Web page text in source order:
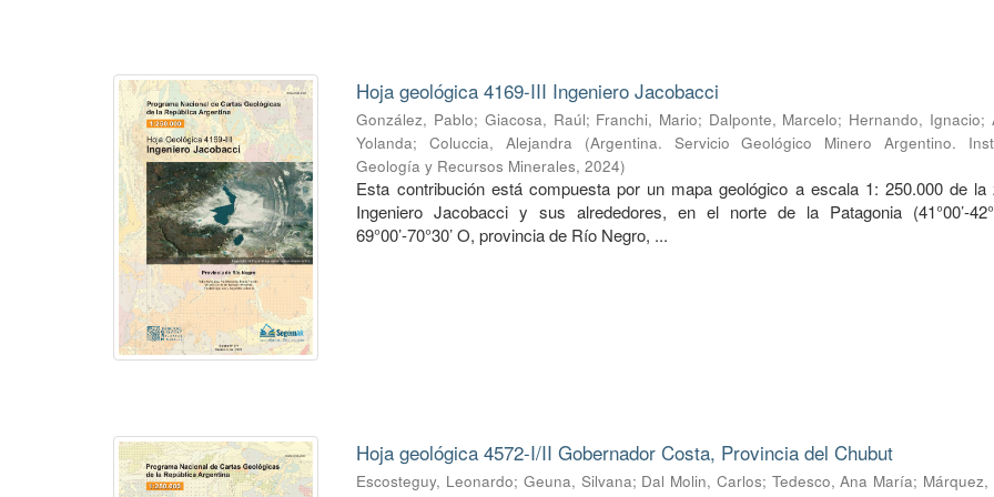
Hoja geológica 4169-III Ingeniero Jacobacci
González, Pablo; Giacosa, Raúl; Franchi, Mario; Dalponte, Marcelo; Hernando, Ignacio;
Yolanda;Coluccia, Alejandra (Argentina. Servicio Geológico Minero Argentino.
Geología y Recursos Minerales,2024)
Esta contribución está compuesta por un mapa geológico a escala 1: 250.000 de la
Ingeniero Jacobacci y sus alrededores, en el norte de la Patagonia (41°00’-
69°00’-70°30’ O, provincia de Río Negro, ...
Hoja geológica 4572-I/II Gobernador Costa, Provincia del Chubut
Escosteguy, Leonardo; Geuna, Silvana; Dal Molin, Carlos; Tedesco, Ana María; Márquez,